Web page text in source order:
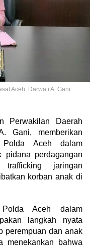
Aceh, Darwati A. Gani.
Perwakilan Daerah
Gani, memberikan
Aceh dalam
pidana perdagangan
jaringan
korban anak di
Polda Aceh dalam
langkah nyata
perempuan dan anak
menekankan bahwa